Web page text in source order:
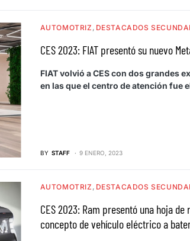
AUTOMOTRIZ DESTACADOS
CES 2023: FIAT presentó su nuevo
FIAT volvió a CES con dos grandes
en las que el centro de atención fue
BY STAFF 9 ENERO, 2023
AUTOMOTRIZ DESTACADOS
CES 2023: Ram presentó una hoja de
concepto de vehículo eléctrico a